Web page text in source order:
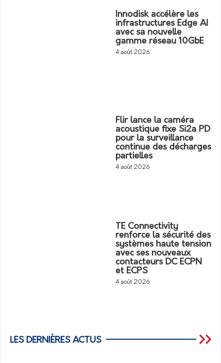
Innodisk accélère les
infrastructures Edge AI
avec sa nouvelle
gamme réseau 10GbE
4 août 2026
Flir lance la caméra
acoustique fixe Si2a PD
pour la surveillance
continue des décharges
partielles
4 août 2026
TE Connectivity
renforce la sécurité des
systèmes haute tension
avec ses nouveaux
contacteurs DC ECPN
et ECPS
4 août 2026
LES DERNIÈRES ACTUS